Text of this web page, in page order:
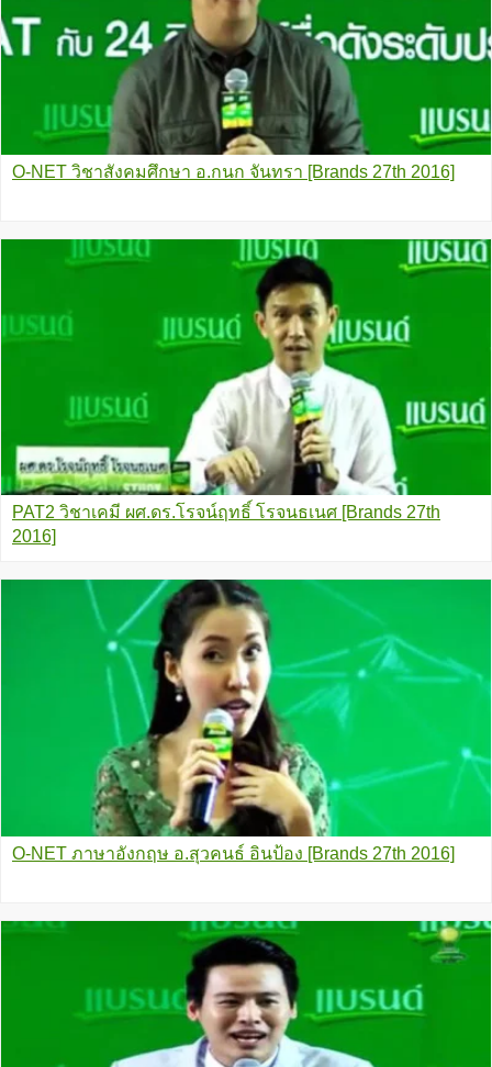
O-NET วิชาสังคมศึกษา อ.กนก จันทรา [Brands 27th 2016]
PAT2 วิชาเคมี ผศ.ดร.โรจน์ฤทธิ์ โรจนธเนศ [Brands 27th
2016]
O-NET ภาษาอังกฤษ อ.สุวคนธ์ อินป้อง [Brands 27th 2016]